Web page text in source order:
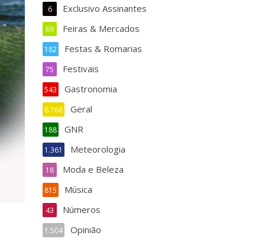
Exclusivo Assinantes
6
Feiras & Mercados
69
Festas & Romarias
182
Festivais
75
Gastronomia
543
Geral
6.766
GNR
188
Meteorologia
1.361
Moda e Beleza
18
Música
815
Números
43
Opinião
1.504